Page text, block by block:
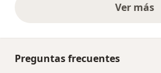
Ver más
Preguntas frecuentes